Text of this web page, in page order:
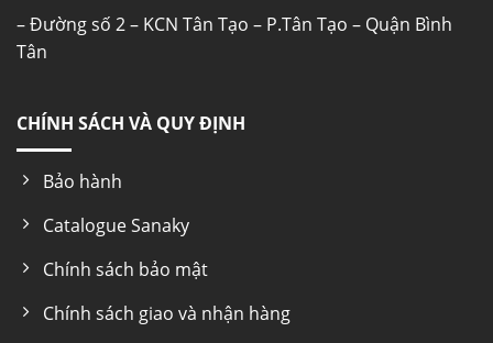
– Đường số 2 – KCN Tân Tạo – P.Tân Tạo – Quận Bình
Tân
CHÍNH SÁCH VÀ QUY ĐỊNH
Bảo hành
Catalogue Sanaky
Chính sách bảo mật
Chính sách giao và nhận hàng